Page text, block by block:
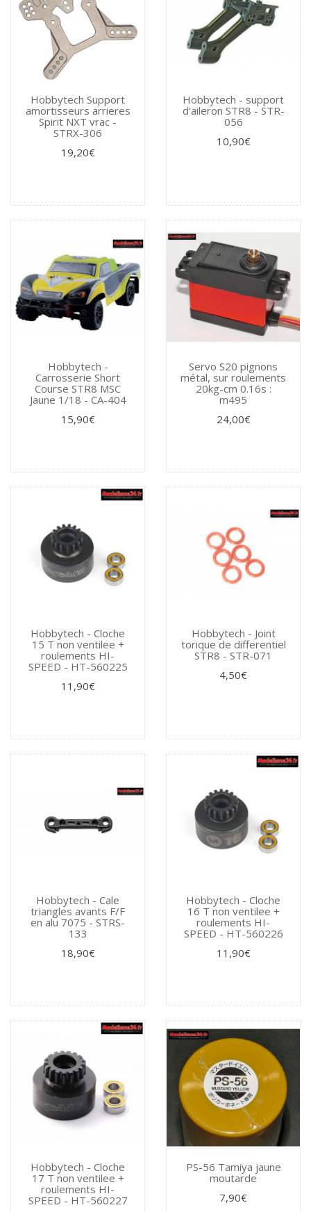
Hobbytech Support
amortisseurs arrieres
Spirit NXT vrac -
STRX-306
19,20€
Hobbytech - support
d'aileron STR8 - STR-
056
10,90€
Hobbytech -
Carrosserie Short
Course STR8 MSC
Jaune 1/18 - CA-404
15,90€
Servo S20 pignons
métal, sur roulements
20kg-cm 0.16s :
m495
24,00€
Hobbytech - Cloche
15 T non ventilee +
roulements HI-
SPEED - HT-560225
11,90€
Hobbytech - Joint
torique de differentiel
STR8 - STR-071
4,50€
Hobbytech - Cale
triangles avants F/F
en alu 7075 - STRS-
133
18,90€
Hobbytech - Cloche
16 T non ventilee +
roulements HI-
SPEED - HT-560226
11,90€
Hobbytech - Cloche
17 T non ventilee +
roulements HI-
SPEED - HT-560227
PS-56 Tamiya jaune
moutarde
7,90€